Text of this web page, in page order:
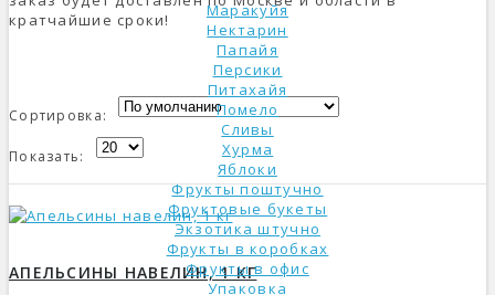
Маракуйя
Нектарин
Папайя
Персики
Питахайя
Помело
Сливы
Хурма
Яблоки
Фрукты поштучно
Фруктовые букеты
Экзотика штучно
Фрукты в коробках
Фрукты в офис
Упаковка
кратчайшие сроки!
Сортировка:
Показать:
АПЕЛЬСИНЫ НАВЕЛИН, 1 КГ